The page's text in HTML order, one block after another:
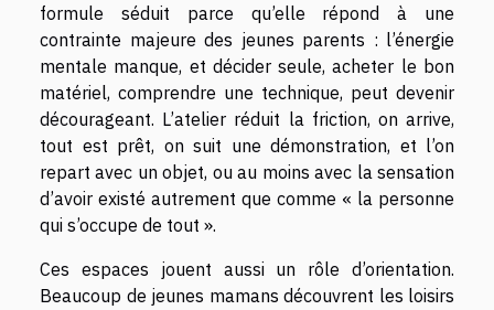
formule séduit parce qu’elle répond à une
contrainte majeure des jeunes parents : l’énergie
mentale manque, et décider seule, acheter le bon
matériel, comprendre une technique, peut devenir
décourageant. L’atelier réduit la friction, on arrive,
tout est prêt, on suit une démonstration, et l’on
repart avec un objet, ou au moins avec la sensation
d’avoir existé autrement que comme « la personne
qui s’occupe de tout ».
Ces espaces jouent aussi un rôle d’orientation.
Beaucoup de jeunes mamans découvrent les loisirs